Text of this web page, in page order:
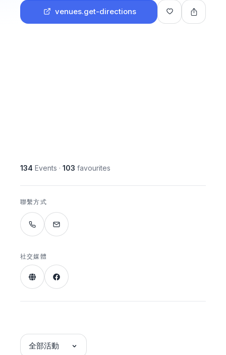
venues.get-directions
134 Events · 103 favourites
聯繫方式
社交媒體
全部活動